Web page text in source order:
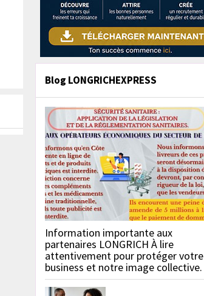
Blog LONGRICHEXPRESS
Information importante aux
partenaires LONGRICH À lire
attentivement pour protéger votre
business et notre image collective.